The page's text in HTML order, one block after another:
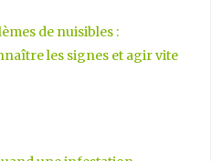
de nuisibles :
les signes et agir vite